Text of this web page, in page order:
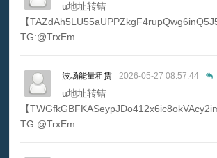
u地址转错
【
TG:@TrxEm
波场能量租赁 2026-05-27 08:57:44
u地址转错
【
TG:@TrxEm